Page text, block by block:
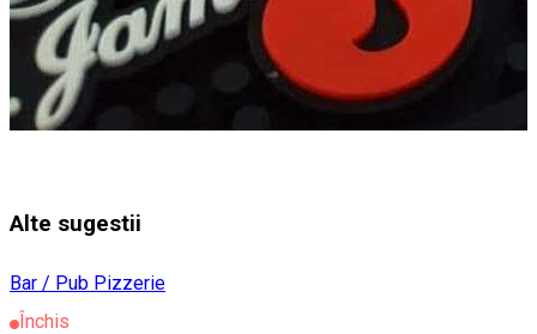
Alte sugestii
Bar / Pub Pizzerie
Închis